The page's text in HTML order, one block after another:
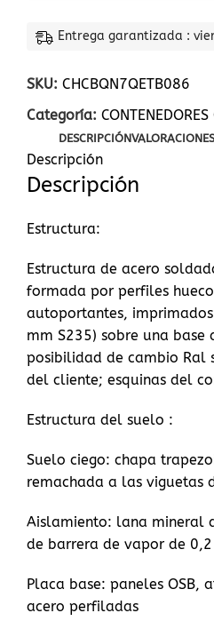
Entrega garantizada :
SKU: CHCBQN7QETB086
Categoría:
DESCRIPCIÓN
Descripción
Descripción
Estructura:
Estructura de acero
formada por perfiles
autoportantes,
mm S235) sobre una base
posibilidad de cambio Ral
del cliente; esquinas del
Estructura del suelo :
Suelo ciego: chapa
remachada a las viguetas
Aislamiento: lana mineral
de barrera de vapor de
Placa base: paneles OSB,
acero perfiladas